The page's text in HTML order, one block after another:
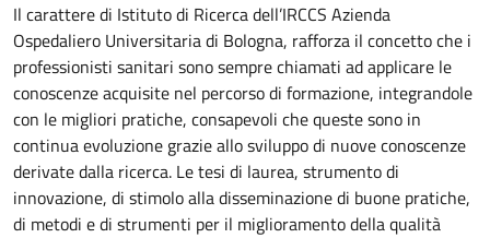
Il carattere di Istituto di Ricerca dell’IRCCS Azienda
Ospedaliero Universitaria di Bologna, rafforza il concetto che i
professionisti sanitari sono sempre chiamati ad applicare le
conoscenze acquisite nel percorso di formazione, integrandole
con le migliori pratiche, consapevoli che queste sono in
continua evoluzione grazie allo sviluppo di nuove conoscenze
derivate dalla ricerca. Le tesi di laurea, strumento di
innovazione, di stimolo alla disseminazione di buone pratiche,
di metodi e di strumenti per il miglioramento della qualità